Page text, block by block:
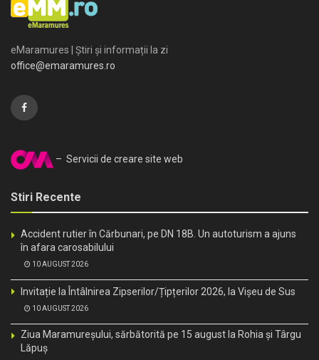
eMaramures | Știri și informații la zi
office@emaramures.ro
– Servicii de creare site web
Stiri Recente
Accident rutier în Cărbunari, pe DN 18B. Un autoturism a ajuns
în afara carosabilului
10 AUGUST 2026
Invitație la Întâlnirea Zipserilor/Țipțerilor 2026, la Vișeu de Sus
10 AUGUST 2026
Ziua Maramureșului, sărbătorită pe 15 august la Rohia și Târgu
Lăpuș